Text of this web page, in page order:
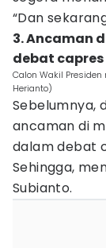
“Dan
3. Ancaman
debat capres
Calon Wakil
Herianto)
Sebelumnya,
ancaman di
dalam debat
Sehingga,
Subianto.